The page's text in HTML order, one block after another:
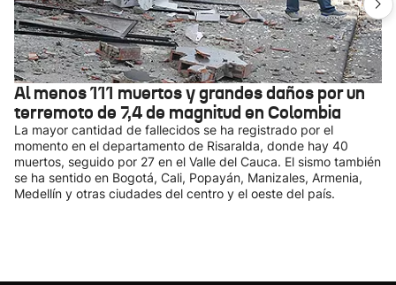
Al menos 111 muertos y grandes daños por un
terremoto de 7,4 de magnitud en Colombia
La mayor cantidad de fallecidos se ha registrado por el
momento en el departamento de Risaralda, donde hay 40
muertos, seguido por 27 en el Valle del Cauca. El sismo también
se ha sentido en Bogotá, Cali, Popayán, Manizales, Armenia,
Medellín y otras ciudades del centro y el oeste del país.